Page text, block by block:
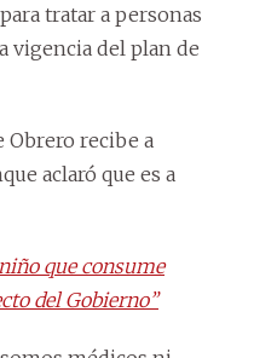
tratar a personas
vigencia del plan de
Obrero recibe a
aclaró que es a
que consume
del Gobierno”